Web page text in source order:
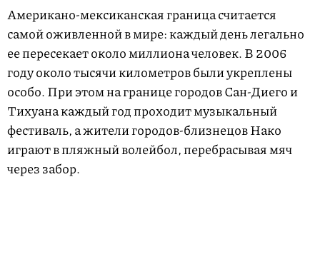
Американо-мексиканская граница считается
самой оживленной в мире: каждый день легально
ее пересекает около миллиона человек. В 2006
году около тысячи километров были укреплены
особо. При этом на границе городов Сан-Диего и
Тихуана каждый год проходит музыкальный
фестиваль, а жители городов-близнецов Нако
играют в пляжный волейбол, перебрасывая мяч
через забор.